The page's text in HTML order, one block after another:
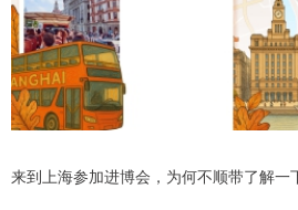
来到上海参加进博会，为何不顺带了解一